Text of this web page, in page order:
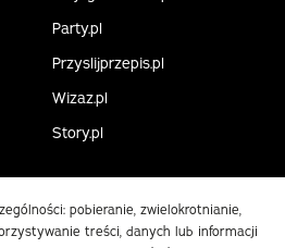
Party.pl
Przyslijprzepis.pl
Wizaz.pl
Story.pl
pobieranie, zwielokrotnianie,
treści, danych lub informacji